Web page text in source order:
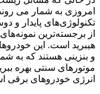
امروزی به شمار می
تکنولوژی‌های پایدار و
از برجسته‌ترین
هیبرید است. این
و بنزینی هستند که به
موتورهای سنتی بهره
انرژی خودروهای برقی